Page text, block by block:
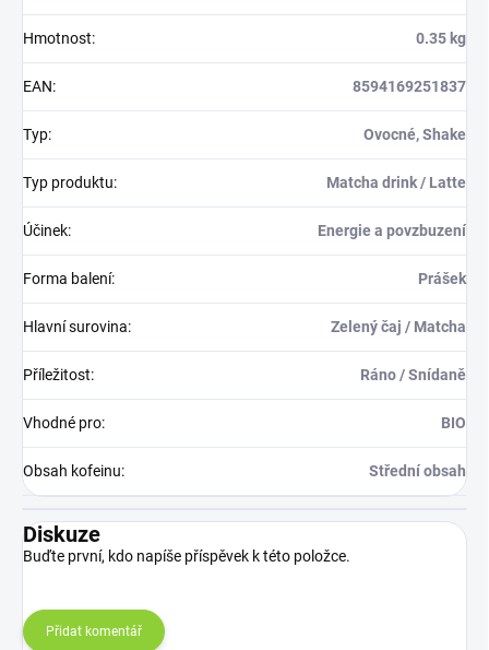
Hmotnost: 0.35 kg
EAN: 8594169251837
Typ: Ovocné, Shake
Typ produktu: Matcha drink / Latte
Účinek: Energie a povzbuzení
Forma balení: Prášek
Hlavní surovina: Zelený čaj / Matcha
Příležitost: Ráno / Snídaně
Vhodné pro: BIO
Obsah kofeinu: Střední obsah
Diskuze
Buďte první, kdo napíše příspěvek k této položce.
Přidat komentář